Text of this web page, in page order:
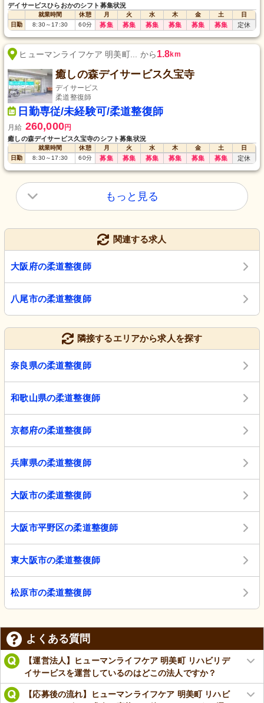
デイサービスひらおかのシフト募集状況
就業時間 休憩 月 火 水 木 金 土
日
日勤
8:30～17:30 60分 募集 募集 募集 募集 募集 募集 定休
ヒューマンライフケア 明美町... から1.8km
癒しの森デイサービス久宝寺
デイサービス
柔道整復師
日勤専従/未経験可/柔道整復師
月給 260,000円
癒しの森デイサービス久宝寺のシフト募集状況
就業時間 休憩 月 火 水 木 金 土
日
日勤
8:30～17:30 60分 募集 募集 募集 募集 募集 募集 定休
もっと見る
関連する求人
大阪府の柔道整復師
八尾市の柔道整復師
隣接するエリアから求人を探す
奈良県の柔道整復師
和歌山県の柔道整復師
京都府の柔道整復師
兵庫県の柔道整復師
大阪市の柔道整復師
大阪市平野区の柔道整復師
東大阪市の柔道整復師
松原市の柔道整復師
よくある質問
【運営法人】ヒューマンライフケア 明美町 リハビリデ
イサービスを運営しているのはどこの法人ですか？
【応募後の流れ】ヒューマンライフケア 明美町 リハビ